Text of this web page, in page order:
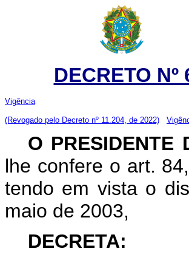
DECRETO
Vigência
(Revogado pelo Decreto nº 11.204, de 2022)
O PRESIDENTE
lhe confere o art.
tendo em vista o
maio de 2003,
DECRETA: